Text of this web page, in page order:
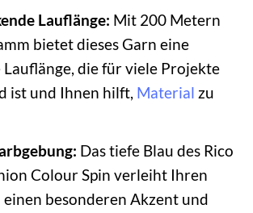
Lauflänge: Mit 200 Metern
bietet dieses Garn eine
die für viele Projekte
ist und Ihnen hilft, Material zu
Das tiefe Blau des Rico
Colour Spin verleiht Ihren
besonderen Akzent und